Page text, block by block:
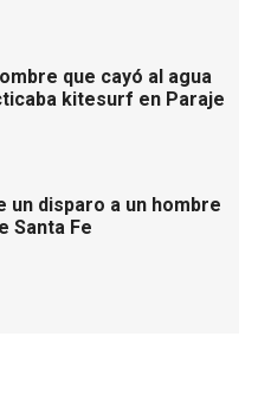
que cayó al agua
kitesurf en Paraje
un disparo a un hombre
Santa Fe